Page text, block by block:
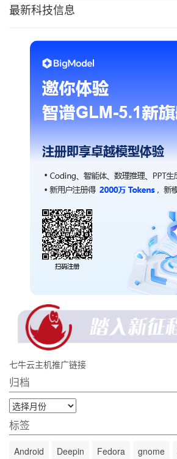
最新科技信息
七牛云主机推广链接
归档
归
档
标签
Android Deepin Fedora gnome